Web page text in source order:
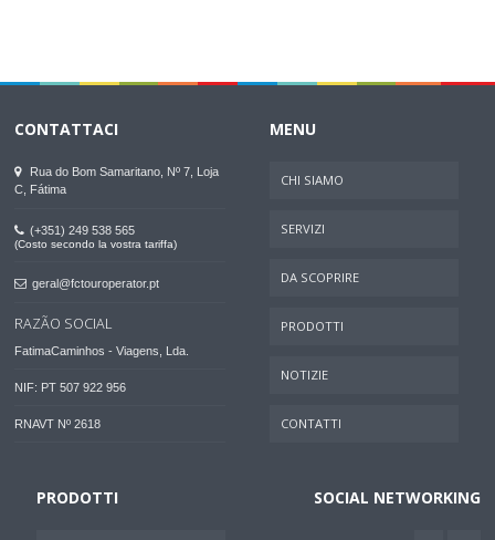
CONTATTACI
Rua do Bom Samaritano, Nº 7, Loja
C, Fátima
(+351) 249 538 565
(Costo secondo la vostra tariffa)
geral@fctouroperator.pt
RAZÃO SOCIAL
FatimaCaminhos - Viagens, Lda.
NIF: PT 507 922 956
RNAVT Nº 2618
MENU
CHI SIAMO
SERVIZI
DA SCOPRIRE
PRODOTTI
NOTIZIE
CONTATTI
PRODOTTI SOCIAL NETWORKING